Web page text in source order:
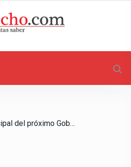
/ Seguridad tema principal del próximo Gobierno: Jaime Bonilla